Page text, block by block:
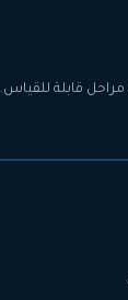
قابلة للقياس.